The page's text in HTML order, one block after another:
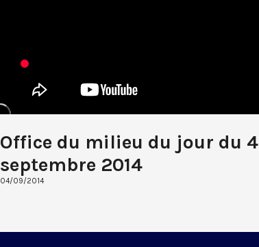
Office du milieu du jour du 4
septembre 2014
04/09/2014